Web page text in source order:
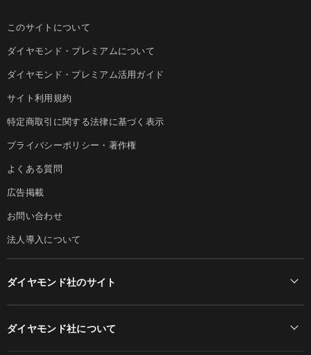
このサイトについて
ダイヤモンド・プレミアムについて
ダイヤモンド・プレミアム活用ガイド
サイト利用規約
特定商取引に関する法律に基づく表示
プライバシーポリシー・著作権
よくある質問
広告掲載
お問い合わせ
法人導入について
ダイヤモンド社のサイト
ダイヤモンド社について